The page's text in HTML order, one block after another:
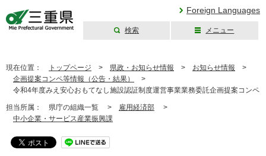
Foreign Languages
検索 メニュー
現在位置： トップページ > 県政・お知らせ情報 > お知らせ情報 >
企画提案コンペ等情報（公告・結果）
>
令和4年度みえ安心おもてなし施設認証制度運営事業業務委託企画提案コンペ
担当所属： 県庁の組織一覧 > 雇用経済部 >
中小企業・サービス産業振興課